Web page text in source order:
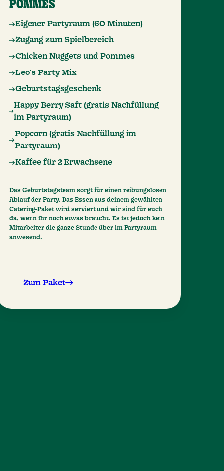
POMMES
Eigener Partyraum (60 Minuten)
Zugang zum Spielbereich
Chicken Nuggets und Pommes
Leo´s Party Mix
Geburtstagsgeschenk
Happy Berry Saft (gratis Nachfüllung
im Partyraum)
Popcorn (gratis Nachfüllung im
Partyraum)
Kaffee für 2 Erwachsene
Das Geburtstagsteam sorgt für einen reibungslosen
Ablauf der Party. Das Essen aus deinem gewählten
Catering-Paket wird serviert und wir sind für euch
da, wenn ihr noch etwas braucht. Es ist jedoch kein
Mitarbeiter die ganze Stunde über im Partyraum
anwesend.
Zum Paket